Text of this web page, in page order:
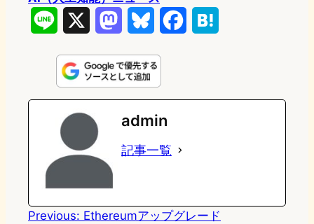
n
e
s
t
o
d
n
u
e
s
k
e
k
e
admin
記事一覧
Previous: Ethereumアップグレード